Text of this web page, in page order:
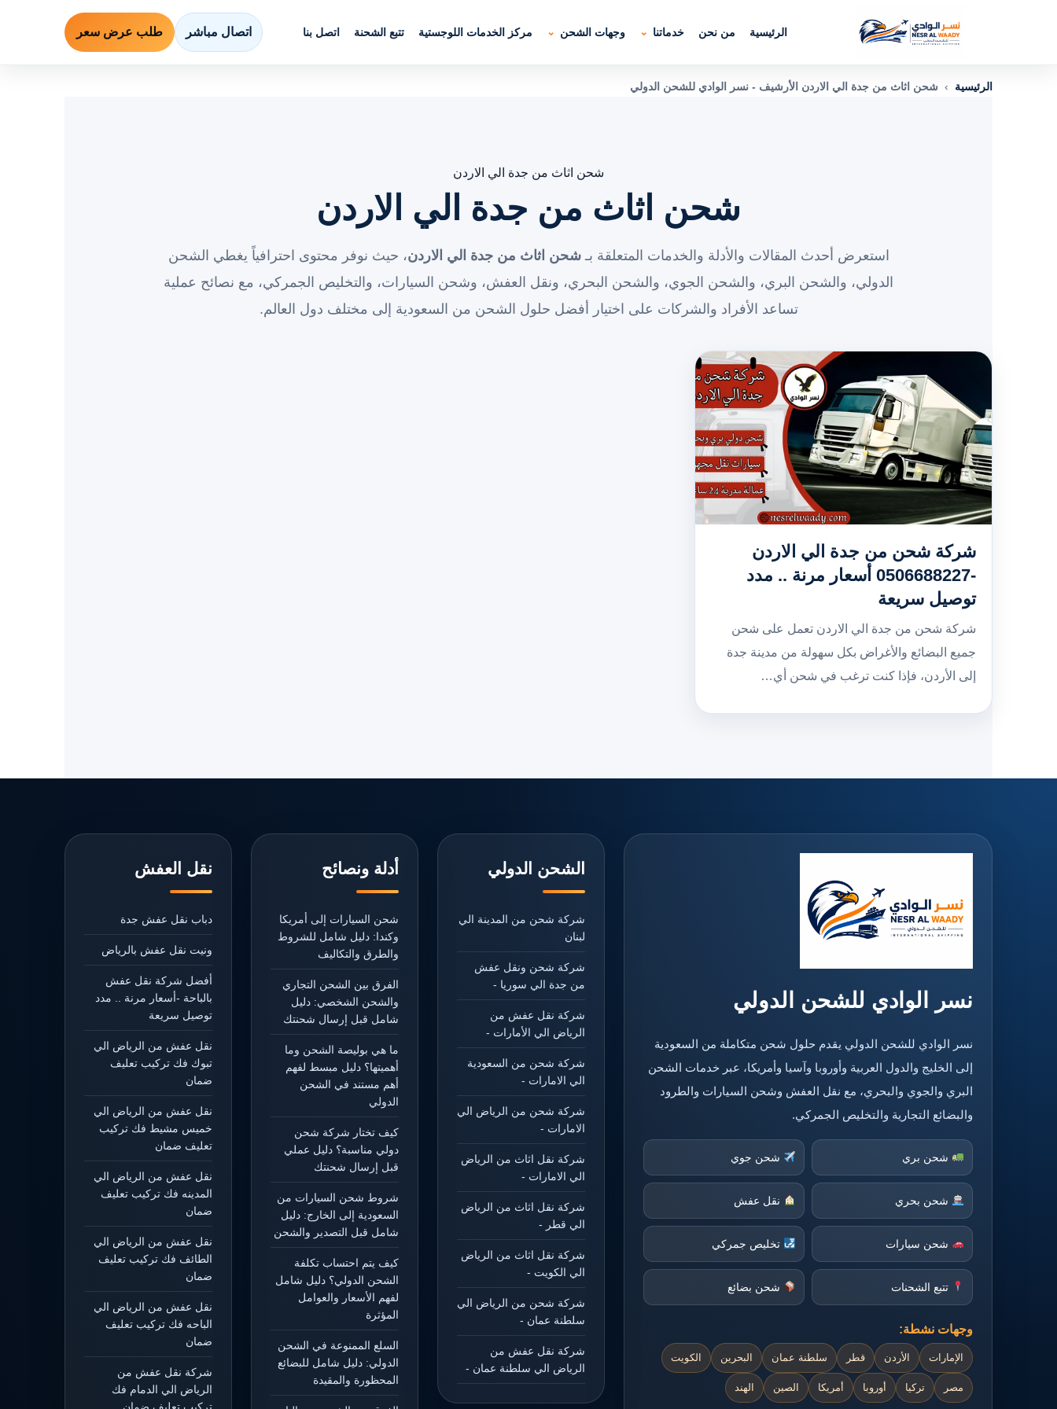
الرئيسية من نحن خدماتنا وجهات الشحن مركز الخدمات اللوجستية تتبع الشحنة اتصل بنا اتصال مباشر طلب عرض سعر
الرئيسية › شحن اثاث من جدة الي الاردن الأرشيف - نسر الوادي للشحن الدولي
شحن اثاث من جدة الي الاردن
شحن اثاث من جدة الي الاردن
استعرض أحدث المقالات والأدلة والخدمات المتعلقة بـشحن اثاث من جدة الي الاردن، حيث نوفر محتوى احترافياً يغطي الشحن
الدولي، والشحن البري، والشحن الجوي، والشحن البحري، ونقل العفش، وشحن السيارات، والتخليص الجمركي، مع نصائح عملية
تساعد الأفراد والشركات على اختيار أفضل حلول الشحن من السعودية إلى مختلف دول العالم.
شركة شحن من جدة الي الاردن
-0506688227 أسعار مرنة .. مدد
توصيل سريعة
شركة شحن من جدة الي الاردن تعمل على شحن
جميع البضائع والأغراض بكل سهولة من مدينة جدة
إلى الأردن، فإذا كنت ترغب في شحن أي…
نسر الوادي للشحن الدولي
نسر الوادي للشحن الدولي يقدم حلول شحن متكاملة من السعودية
إلى الخليج والدول العربية وأوروبا وآسيا وأمريكا، عبر خدمات الشحن
البري والجوي والبحري، مع نقل العفش وشحن السيارات والطرود
والبضائع التجارية والتخليص الجمركي.
شحن بري شحن جوي
شحن بحري نقل عفش
شحن سيارات تخليص جمركي
تتبع الشحنات شحن بضائع
وجهات نشطة:
الإمارات الأردن قطر سلطنة عمان البحرين الكويت
مصر تركيا أوروبا أمريكا الصين الهند
الشحن الدولي
شركة شحن من المدينة الي
لبنان
شركة شحن ونقل عفش
من جدة الي سوريا -
شركة نقل عفش من
الرياض الي الأمارات -
شركة شحن من السعودية
الي الامارات -
شركة شحن من الرياض الي
الامارات -
شركة نقل اثاث من الرياض
الي الامارات -
شركة نقل اثاث من الرياض
الي قطر -
شركة نقل اثاث من الرياض
الي الكويت -
شركة شحن من الرياض الي
سلطنة عمان -
شركة نقل عفش من
الرياض الي سلطنة عمان -
أدلة ونصائح
شحن السيارات إلى أمريكا
وكندا: دليل شامل للشروط
والطرق والتكاليف
الفرق بين الشحن التجاري
والشحن الشخصي: دليل
شامل قبل إرسال شحنتك
ما هي بوليصة الشحن وما
أهميتها؟ دليل مبسط لفهم
أهم مستند في الشحن
الدولي
كيف تختار شركة شحن
دولي مناسبة؟ دليل عملي
قبل إرسال شحنتك
شروط شحن السيارات من
السعودية إلى الخارج: دليل
شامل قبل التصدير والشحن
كيف يتم احتساب تكلفة
الشحن الدولي؟ دليل شامل
لفهم الأسعار والعوامل
المؤثرة
السلع الممنوعة في الشحن
الدولي: دليل شامل للبضائع
المحظورة والمقيدة
نقل العفش
دباب نقل عفش جدة
ونيت نقل عفش بالرياض
أفضل شركة نقل عفش
بالباحة -أسعار مرنة .. مدد
توصيل سريعة
نقل عفش من الرياض الي
تبوك فك تركيب تعليف
ضمان
نقل عفش من الرياض الي
خميس مشيط فك تركيب
تعليف ضمان
نقل عفش من الرياض الي
المدينه فك تركيب تعليف
ضمان
نقل عفش من الرياض الي
الطائف فك تركيب تعليف
ضمان
نقل عفش من الرياض الي
الباحه فك تركيب تعليف
ضمان
شركة نقل عفش من
الرياض الي الدمام فك